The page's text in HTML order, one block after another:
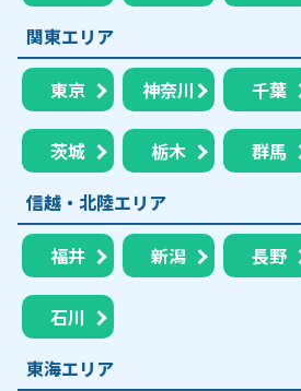
関東エリア
東京 神奈川 千葉
茨城 栃木 群馬
信越・北陸エリア
福井 新潟 長野
石川
東海エリア